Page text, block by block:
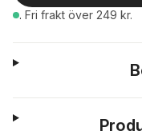
. Fri frakt över 249 kr.